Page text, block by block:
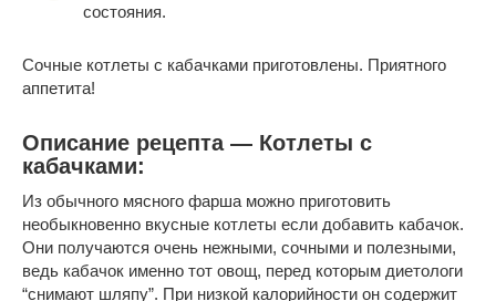
состояния.
Сочные котлеты с кабачками приготовлены. Приятного
аппетита!
Описание рецепта — Котлеты с
кабачками:
Из обычного мясного фарша можно приготовить
необыкновенно вкусные котлеты если добавить кабачок.
Они получаются очень нежными, сочными и полезными,
ведь кабачок именно тот овощ, перед которым диетологи
“снимают шляпу”. При низкой калорийности он содержит